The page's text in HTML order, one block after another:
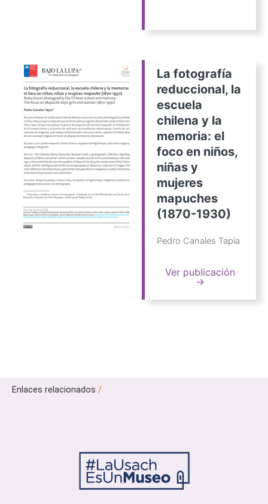
La fotografía
reduccional, la
escuela
chilena y la
memoria: el
foco en niños,
niñas y
mujeres
mapuches
(1870-1930)
Pedro Canales Tapia
Ver publicación
→
Enlaces relacionados /